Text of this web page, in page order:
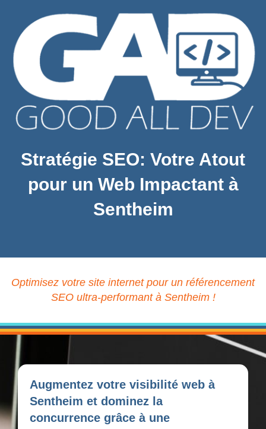
Stratégie SEO: Votre Atout
pour un Web Impactant à
Sentheim
Optimisez votre site internet pour un référencement
SEO ultra-performant à Sentheim !
Augmentez votre visibilité web à
Sentheim et dominez la
concurrence grâce à une